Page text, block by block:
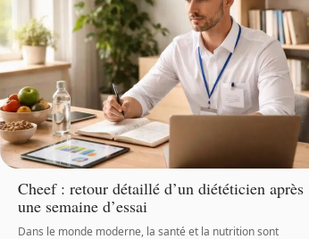
Cheef : retour détaillé d’un diététicien après
une semaine d’essai
Dans le monde moderne, la santé et la nutrition sont